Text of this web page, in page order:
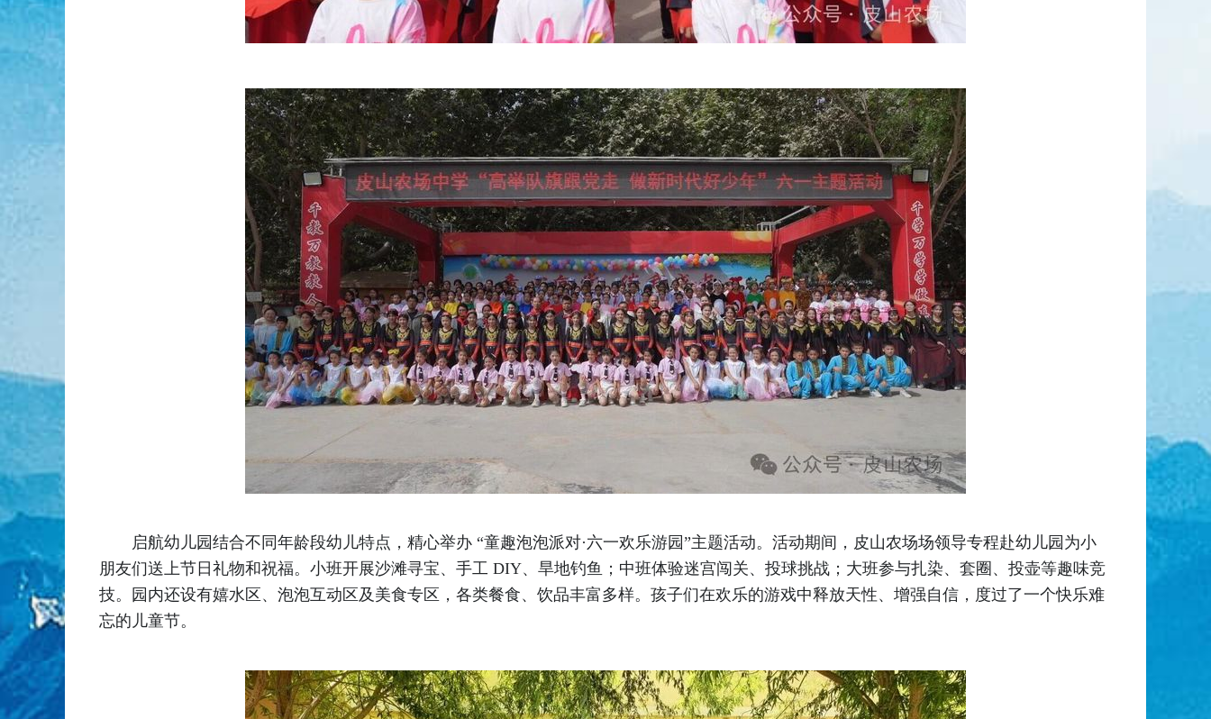
启航幼儿园结合不同年龄段幼儿特点，精心举办 “童趣泡泡派对·六一欢乐游园”主题活动。活动期间，皮山农场场领导专程赴幼儿园为小
朋友们送上节日礼物和祝福。小班开展沙滩寻宝、手工 DIY、旱地钓鱼；中班体验迷宫闯关、投球挑战；大班参与扎染、套圈、投壶等趣味竞
技。园内还设有嬉水区、泡泡互动区及美食专区，各类餐食、饮品丰富多样。孩子们在欢乐的游戏中释放天性、增强自信，度过了一个快乐难
忘的儿童节。